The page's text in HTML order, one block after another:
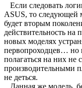
Если следовать
ASUS, то следующей
будет вторым
действительность на
новых моделях
первопроходцев… но
полагаться на них не
производительными
не деться.
Данная же модель,